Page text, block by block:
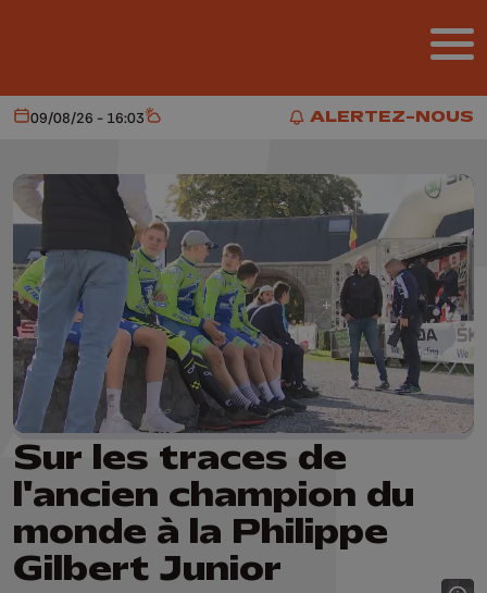
ALERTEZ-NOUS
ALERTEZ-NOUS
Aujourd'hui
09/08/26 - 16:03 Météo
Sur les traces de
l'ancien champion du
monde à la Philippe
Gilbert Junior